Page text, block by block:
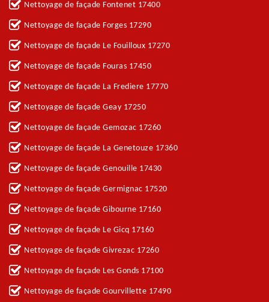
Nettoyage de façade Fontenet 17400
Nettoyage de façade Forges 17290
Nettoyage de façade Le Fouilloux 17270
Nettoyage de façade Fouras 17450
Nettoyage de façade La Frediere 17770
Nettoyage de façade Geay 17250
Nettoyage de façade Gemozac 17260
Nettoyage de façade La Genetouze 17360
Nettoyage de façade Genouille 17430
Nettoyage de façade Germignac 17520
Nettoyage de façade Gibourne 17160
Nettoyage de façade Le Gicq 17160
Nettoyage de façade Givrezac 17260
Nettoyage de façade Les Gonds 17100
Nettoyage de façade Gourvillette 17490